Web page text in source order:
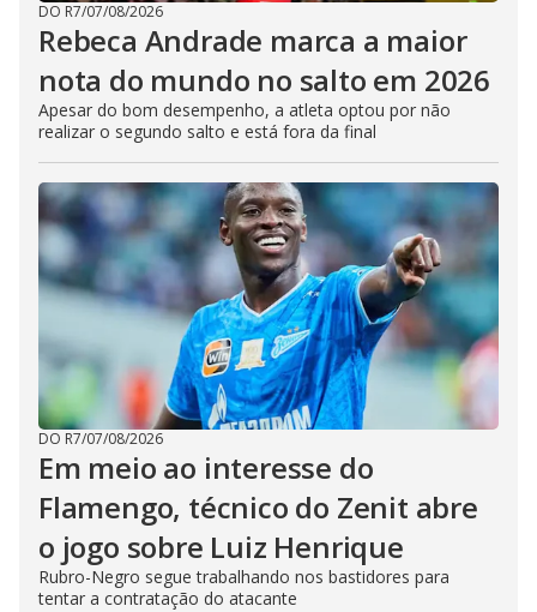
DO R7/07/08/2026
Rebeca Andrade marca a maior
nota do mundo no salto em 2026
Apesar do bom desempenho, a atleta optou por não
realizar o segundo salto e está fora da final
DO R7/07/08/2026
Em meio ao interesse do
Flamengo, técnico do Zenit abre
o jogo sobre Luiz Henrique
Rubro-Negro segue trabalhando nos bastidores para
tentar a contratação do atacante